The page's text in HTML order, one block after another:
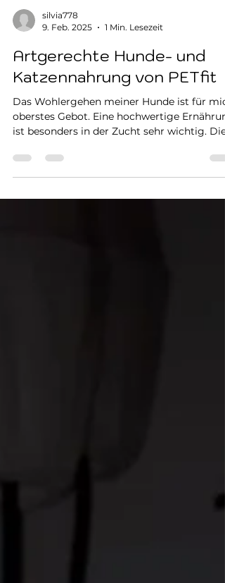
9. Feb. 2025
1 Min. Lesezeit
Artgerechte Hunde- und
Katzennahrung von PETfit
Das Wohlergehen meiner Hunde ist für mich
ist besonders in der Zucht sehr wichtig.